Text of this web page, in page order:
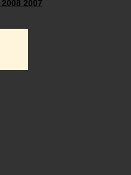
2008 2007